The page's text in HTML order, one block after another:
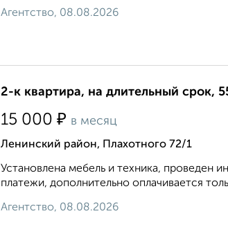
Агентство, 08.08.2026
2-к квартира, на длительный срок,
15 000 ₽ в месяц
Ленинский район, Плахотного 72/1
Установлена мебель и техника, проведен
платежи, дополнительно оплачивается
Агентство, 08.08.2026